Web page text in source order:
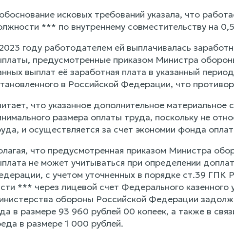
исковых требований указала, что
*** по внутреннему совместительству на
году работодателем ей выплачивалась
предусмотренные приказом Министра
выплат её заработная плата в указанный
в Российской Федерации, что
что указанное дополнительное
размера оплаты труда, поскольку не
и осуществляется за счет экономии фонда
что предусмотренная приказом Министра
не может учитываться при определении
с учетом уточненных в порядке ст.39 ГПК
*** через лицевой счет Федерального
обороны Российской Федерации
в размере 93 960 рублей 00 копеек, а также в
в размере 1 000 рублей.